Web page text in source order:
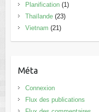
Planification(1)
Thaïlande(23)
Vietnam (21)
Méta
Connexion
Flux des publications